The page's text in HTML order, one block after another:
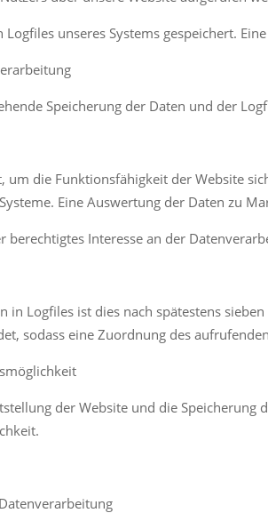
unseres Systems gespeichert.
Speicherung der Daten und der
um die Funktionsfähigkeit der Website
Eine Auswertung der Daten zu
berechtigtes Interesse an der
in Logfiles ist dies nach spätestens
sodass eine Zuordnung des
der Website und die